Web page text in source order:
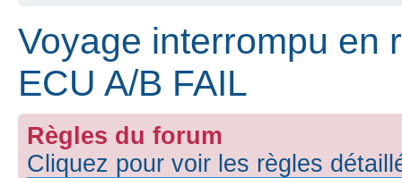
Voyage interrompu en
ECU A/B FAIL
Règles du forum
Cliquez pour voir les règles